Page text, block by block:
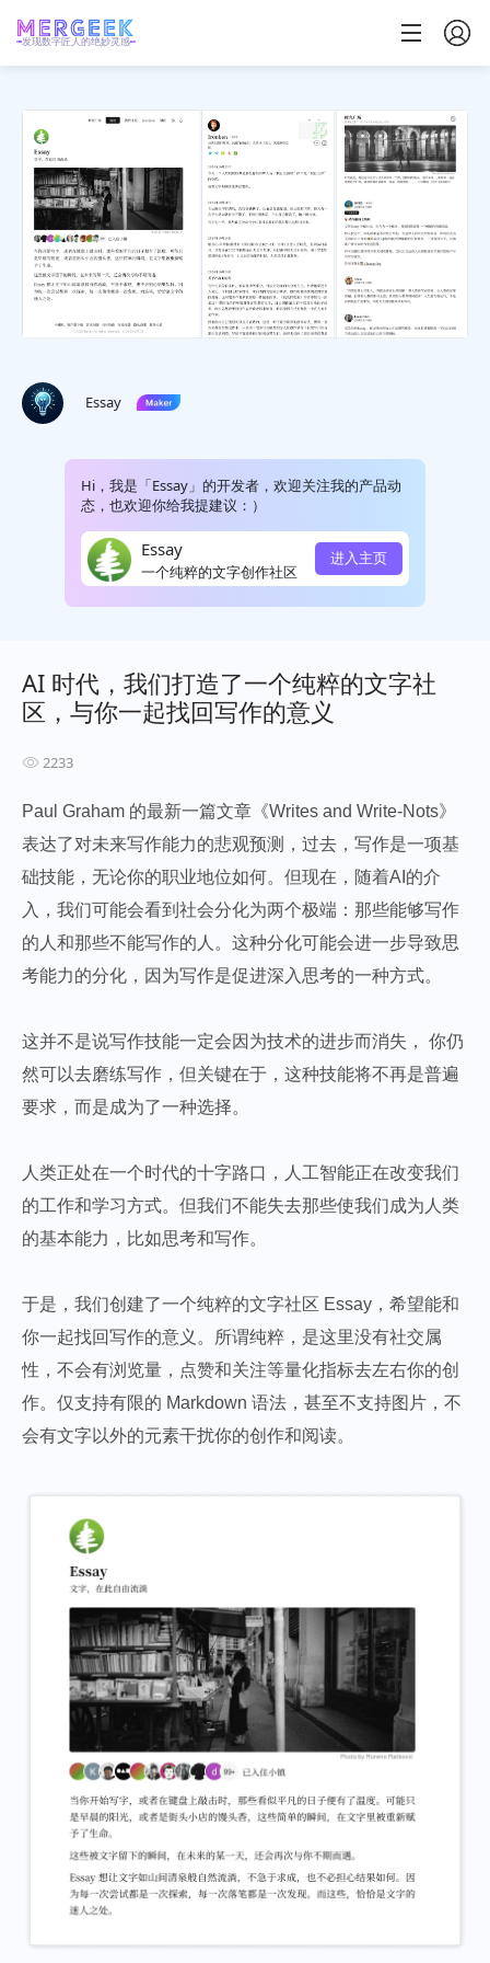
发现数字匠人的绝妙灵感
Essay
Hi，我是「Essay」的开发者，欢迎关注我的产品动
态，也欢迎你给我提建议：）
Essay
一个纯粹的文字创作社区
进入主页
AI 时代，我们打造了一个纯粹的文字社
区，与你一起找回写作的意义
2233
Paul Graham 的最新一篇文章《Writes and Write-Nots》
表达了对未来写作能力的悲观预测，过去，写作是一项基
础技能，无论你的职业地位如何。但现在，随着AI的介
入，我们可能会看到社会分化为两个极端：那些能够写作
的人和那些不能写作的人。这种分化可能会进一步导致思
考能力的分化，因为写作是促进深入思考的一种方式。
这并不是说写作技能一定会因为技术的进步而消失， 你仍
然可以去磨练写作，但关键在于，这种技能将不再是普遍
要求，而是成为了一种选择。
人类正处在一个时代的十字路口，人工智能正在改变我们
的工作和学习方式。但我们不能失去那些使我们成为人类
的基本能力，比如思考和写作。
于是，我们创建了一个纯粹的文字社区 Essay，希望能和
你一起找回写作的意义。所谓纯粹，是这里没有社交属
性，不会有浏览量，点赞和关注等量化指标去左右你的创
作。仅支持有限的 Markdown 语法，甚至不支持图片，不
会有文字以外的元素干扰你的创作和阅读。